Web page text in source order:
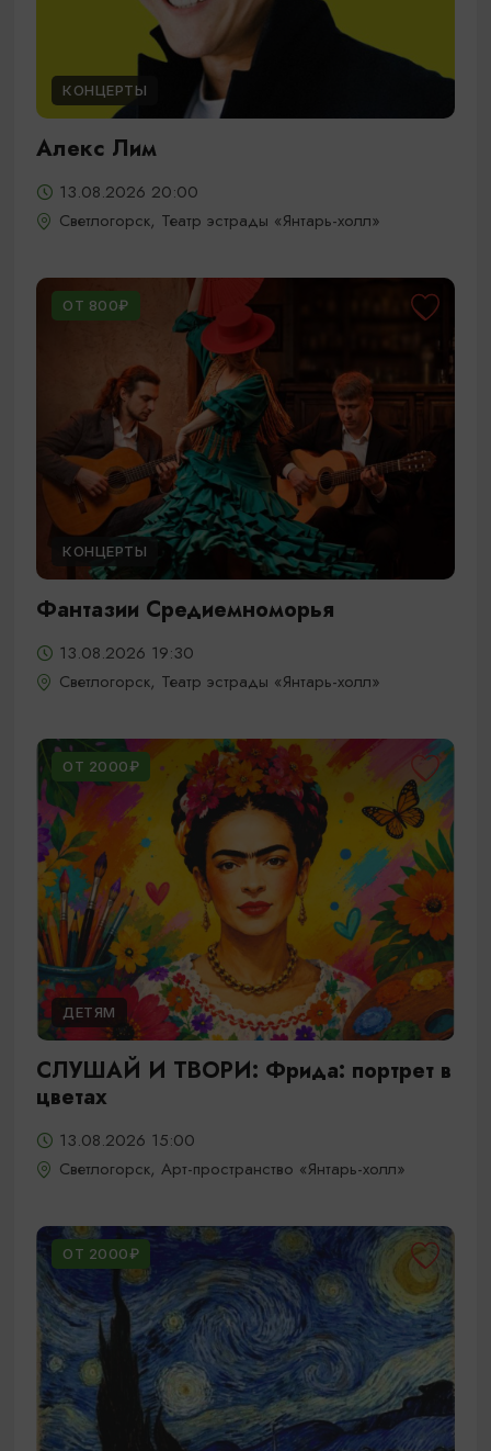
КОНЦЕРТЫ
Алекс Лим
13.08.2026 20:00
Светлогорск, Театр эстрады «Янтарь-холл»
ОТ 800₽
КОНЦЕРТЫ
Фантазии Средиемноморья
13.08.2026 19:30
Светлогорск, Театр эстрады «Янтарь-холл»
ОТ 2000₽
ДЕТЯМ
СЛУШАЙ И ТВОРИ: Фрида: портрет в
цветах
13.08.2026 15:00
Светлогорск, Арт-пространство «Янтарь-холл»
ОТ 2000₽